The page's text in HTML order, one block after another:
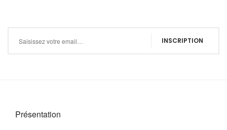
INSCRIPTION
Présentation